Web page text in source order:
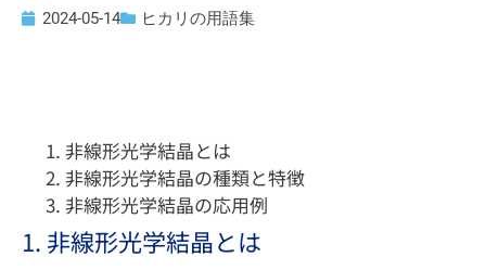
2024-05-14 ヒカリの用語集
非線形光学結晶とは
非線形光学結晶の種類と特徴
非線形光学結晶の応用例
1. 非線形光学結晶とは